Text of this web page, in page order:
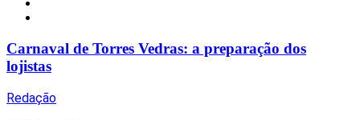
Carnaval de Torres Vedras: a preparação dos
lojistas
Redação